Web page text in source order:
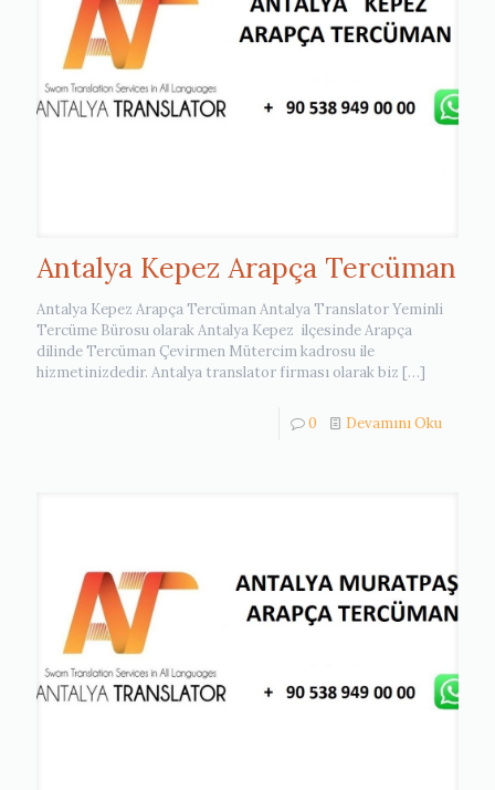
Antalya Kepez Arapça Tercüman
Antalya Kepez Arapça Tercüman Antalya Translator Yeminli
Tercüme Bürosu olarak Antalya Kepez ilçesinde Arapça
dilinde Tercüman Çevirmen Mütercim kadrosu ile
hizmetinizdedir. Antalya translator firması olarak biz […]
0 Devamını Oku